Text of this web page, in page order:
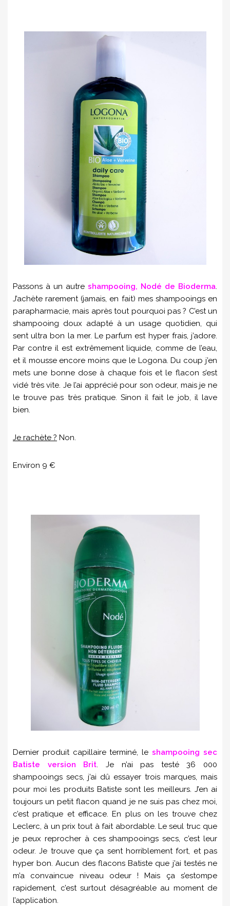
Passons à un autre shampooing, Nodé de Bioderma.
J’achète rarement (jamais, en fait) mes shampooings en
parapharmacie, mais après tout pourquoi pas ? C’est un
shampooing doux adapté à un usage quotidien, qui
sent ultra bon la mer. Le parfum est hyper frais, j’adore.
Par contre il est extrêmement liquide, comme de l’eau,
et il mousse encore moins que le Logona. Du coup j’en
mets une bonne dose à chaque fois et le flacon s’est
vidé très vite. Je l’ai apprécié pour son odeur, mais je ne
le trouve pas très pratique. Sinon il fait le job, il lave
bien.
Je rachète ? Non.
Environ 9 €
Dernier produit capillaire terminé, leshampooing sec
Batiste version Brit. Je n’ai pas testé 36 000
shampooings secs, j’ai dû essayer trois marques, mais
pour moi les produits Batiste sont les meilleurs. J’en ai
toujours un petit flacon quand je ne suis pas chez moi,
c’est pratique et efficace. En plus on les trouve chez
Leclerc, à un prix tout à fait abordable. Le seul truc que
je peux reprocher à ces shampooings secs, c’est leur
odeur. Je trouve que ça sent horriblement fort, et pas
hyper bon. Aucun des flacons Batiste que j’ai testés ne
m’a convaincue niveau odeur ! Mais ça s’estompe
rapidement, c’est surtout désagréable au moment de
l’application.